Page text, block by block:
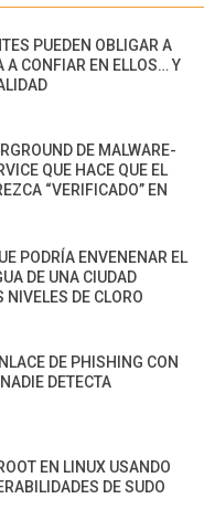
PUEDEN OBLIGAR A
A CONFIAR EN ELLOS… Y
DE MALWARE-
QUE HACE QUE EL
“VERIFICADO” EN
PODRÍA ENVENENAR EL
DE UNA CIUDAD
DE CLORO
DE PHISHING CON
DETECTA
EN LINUX USANDO
DE SUDO